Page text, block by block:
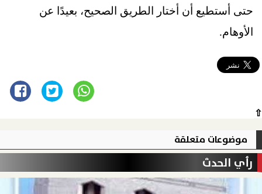
حتى أستطيع أن أختار الطريق الصحيح، بعيدًا عن
الأوهام.
⇧
موضوعات متعلقة
رأي الحدث